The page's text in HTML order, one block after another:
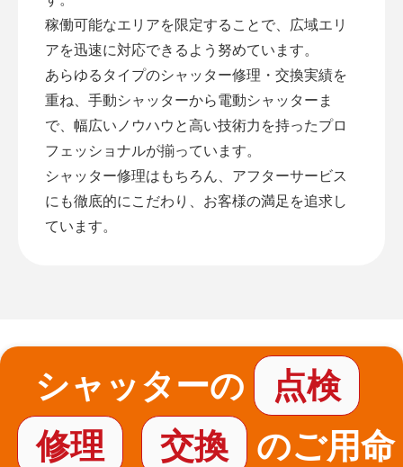
稼働可能なエリアを限定することで、広域エリ
アを迅速に対応できるよう努めています。
あらゆるタイプのシャッター修理・交換実績を
重ね、手動シャッターから電動シャッターま
で、幅広いノウハウと高い技術力を持ったプロ
フェッショナルが揃っています。
シャッター修理はもちろん、アフターサービス
にも徹底的にこだわり、お客様の満足を追求し
ています。
シャッターの
点検
修理
交換
のご用命